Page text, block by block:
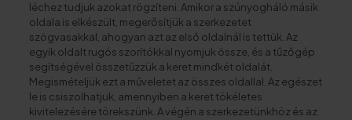
léchez tudjuk azokat rögzíteni. Amikor a szúnyogháló másik
oldala is elkészült, megerősítjük a szerkezetet
szögvasakkal, ahogyan azt az első oldalnál is tettük. Az
egyik oldalt rugós szorítókkal nyomjuk össze, és a tűzőgép
segítségével összetűzzük a keret mindkét oldalát.
Megismételjük ezt a műveletet az összes oldallal. Az egészet
le is csiszolhatjuk, amennyiben a keret tökéletes
kivitelezésére törekszünk. A végén a szerkezetünkhöz és az